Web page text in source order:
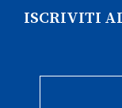
ISCRIVITI